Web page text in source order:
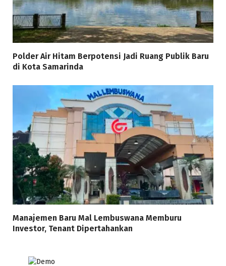
Polder Air Hitam Berpotensi Jadi Ruang Publik Baru
di Kota Samarinda
Manajemen Baru Mal Lembuswana Memburu
Investor, Tenant Dipertahankan